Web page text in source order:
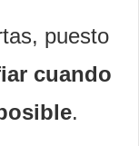
puesto
cuando
.